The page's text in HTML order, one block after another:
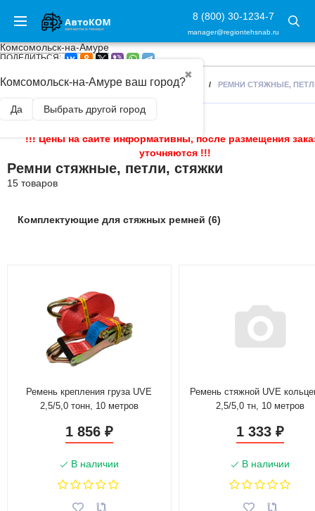
8 (800) 30-1234-7
manager@regiontehsnab.ru
Комсомольск-на-Амуре
✖
Комсомольск-на-Амуре ваш город?
Да Выбрать другой город
ПОДЕЛИТЬСЯ:
ГЛАВНАЯ / БУКСИРОВОЧНОЕ ОБОРУДОВАНИЕ / РЕМНИ СТЯЖНЫЕ,
!!! Цены на сайте информативны, после размещения
уточняются !!!
Ремни стяжные, петли, стяжки
15 товаров
Комплектующие для стяжных ремней (6)
Ремень крепления груза UVE
2,5/5,0 тонн, 10 метров
1 856 ₽
В наличии
Ремень стяжной UVE
2,5/5,0 тн, 10 метров
1 333₽
В наличии